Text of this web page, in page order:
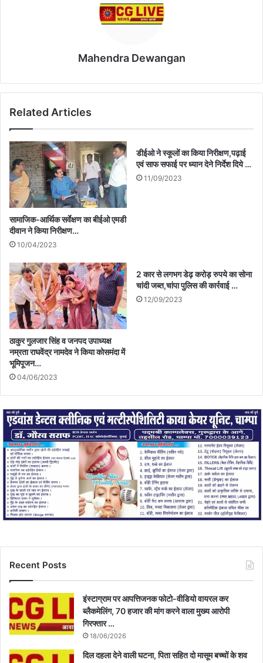
Mahendra Dewangan
Related Articles
सामाजिक-आर्थिक सर्वेक्षण का बीईओ एमडी
दीवान ने किया निरीक्षण…
10/04/2023
डीईओ ने स्कूलों का किया निरीक्षण,पढ़ाई
एवं साफ सफाई पर ध्यान देने निर्देश दिये …
11/09/2023
ठाकुर गुलजार सिंह व जनपद उपाध्यक्ष
नम्रता राघवेंद्र नामदेव ने किया कोसमंदा में
भूमिपूजन…
04/06/2023
2 कार से लगभग डेढ़ करोड़ रुपये का सोना
चांदी जब्त,चांपा पुलिस की कार्रवाई …
12/09/2023
Recent Posts
इंस्टाग्राम पर आपत्तिजनक फोटो-वीडियो वायरल कर
ब्लैकमेलिंग, 70 हजार की मांग करने वाला मुख्य आरोपी
गिरफ्तार …
18/06/2026
दिल दहला देने वाली घटना, पिता सहित दो मासूम बच्चों के शव